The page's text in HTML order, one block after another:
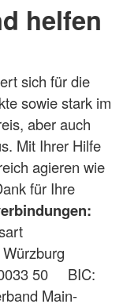
helfen
sich für die
sowie stark im
aber auch
Mit Ihrer Hilfe
agieren wie
für Ihre
0033 50 BIC:
Main-